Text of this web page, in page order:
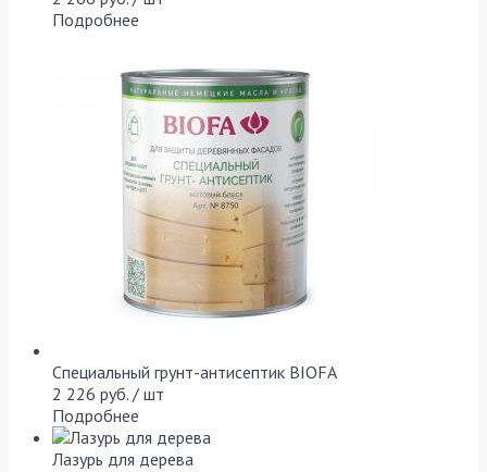
Подробнее
Специальный грунт-антисептик BIOFA
2 226 руб. / шт
Подробнее
Лазурь для дерева